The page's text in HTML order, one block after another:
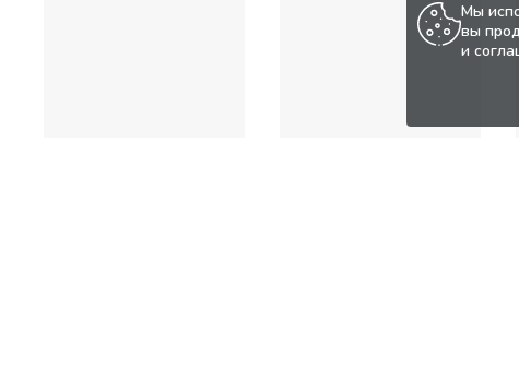
Мы
вы
и